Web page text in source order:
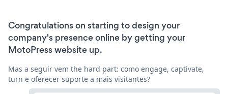
Congratulations on starting to design your
company's presence online by getting your
MotoPress website up.
Mas a seguir vem the hard part: como engage, captivate,
turn e oferecer suporte a mais visitantes?